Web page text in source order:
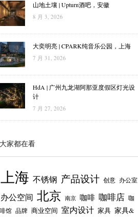
山地土壤 | Upturn酒吧，安徽
8 月 3, 2026
大奕明亮 | CPARK纯音乐公园，上海
7 月 31, 2026
HdA | 广州九龙湖阿那亚度假区灯光设
计
7 月 27, 2026
家都在看
上海 不锈钢 产品设计 创意 办公室
办公空间 北京 南京 咖啡 咖啡店 咖
馆 品牌 商业空间 室内设计 家具 家具&